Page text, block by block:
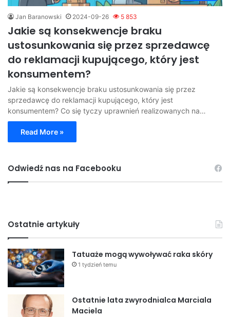
Jan Baranowski 2024-09-26 5 853
Jakie są konsekwencje braku
ustosunkowania się przez sprzedawcę
do reklamacji kupującego, który jest
konsumentem?
Jakie są konsekwencje braku ustosunkowania się przez
sprzedawcę do reklamacji kupującego, który jest
konsumentem? Co się tyczy uprawnień realizowanych na…
Read More »
Odwiedź nas na Facebooku
Ostatnie artykuły
Tatuaże mogą wywoływać raka skóry
1 tydzień temu
Ostatnie lata zwyrodnialca Marciala
Maciela